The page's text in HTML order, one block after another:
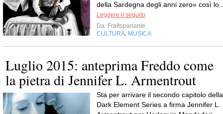
della Sardegna degli anni zero» così
Leggere il seguito
Da Fraltoparlante
CULTURA, MUSICA
Luglio 2015: anteprima Freddo come
la pietra di Jennifer L. Armentrout
Sta per arrivare il secondo capitolo della
Dark Element Series a firma Jennifer L.